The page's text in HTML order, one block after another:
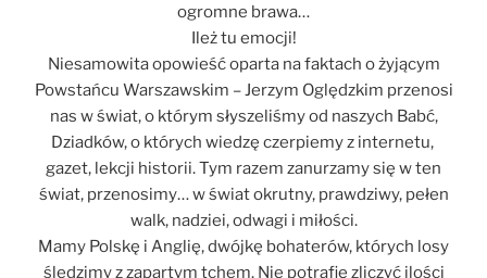
ogromne brawa…
Ileż tu emocji!
Niesamowita opowieść oparta na faktach o żyjącym
Powstańcu Warszawskim – Jerzym Oględzkim przenosi
nas w świat, o którym słyszeliśmy od naszych Babć,
Dziadków, o których wiedzę czerpiemy z internetu,
gazet, lekcji historii. Tym razem zanurzamy się w ten
świat, przenosimy… w świat okrutny, prawdziwy, pełen
walk, nadziei, odwagi i miłości.
Mamy Polskę i Anglię, dwójkę bohaterów, których losy
śledzimy z zapartym tchem. Nie potrafię zliczyć ilości